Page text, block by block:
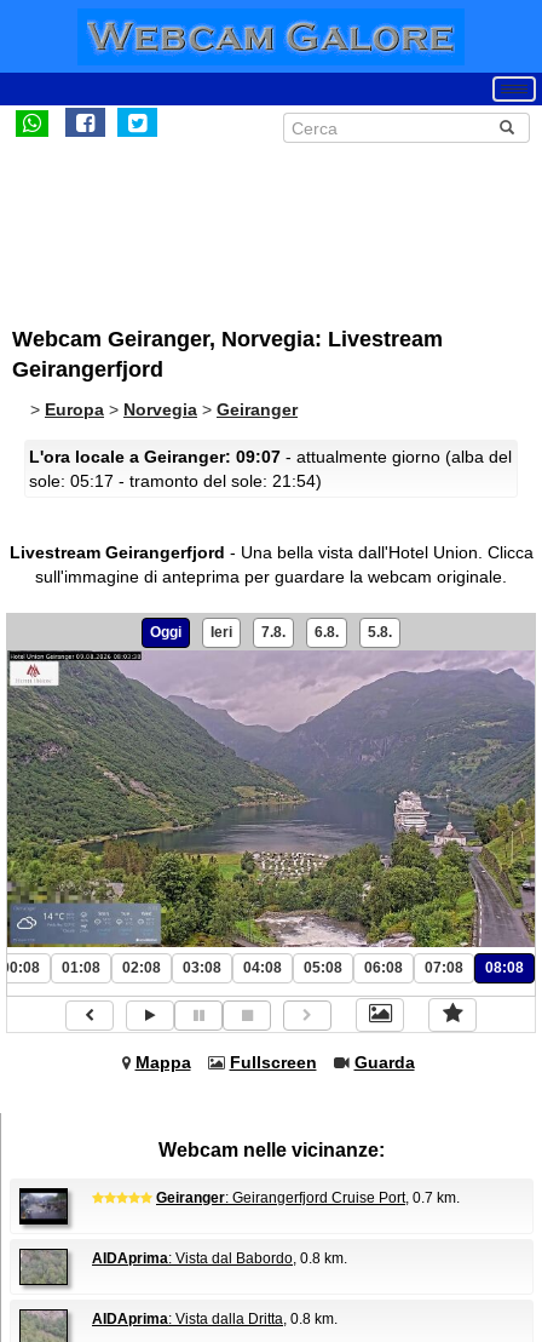
Webcam Geiranger, Norvegia: Livestream
Geirangerfjord
> Europa > Norvegia > Geiranger
L'ora locale a Geiranger: 09:07 - attualmente giorno (alba del
sole: 05:17 - tramonto del sole: 21:54)
Livestream Geirangerfjord - Una bella vista dall'Hotel Union. Clicca
sull'immagine di anteprima per guardare la webcam originale.
Oggi Ieri 7.8. 6.8. 5.8.
00:08 01:08 02:08 03:08 04:08 05:08 06:08 07:08 08:08
Mappa Fullscreen Guarda
Webcam nelle vicinanze:
Geiranger: Geirangerfjord Cruise Port, 0.7 km.
AIDAprima: Vista dal Babordo, 0.8 km.
AIDAprima: Vista dalla Dritta, 0.8 km.